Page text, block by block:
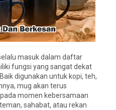
masuk dalam daftar
fungsi yang sangat dekat
digunakan untuk kopi, teh,
mug akan terus
momen kebersamaan
sahabat, atau rekan